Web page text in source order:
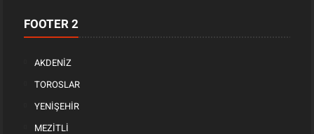
FOOTER 2
AKDENİZ
TOROSLAR
YENİŞEHİR
MEZİTLİ